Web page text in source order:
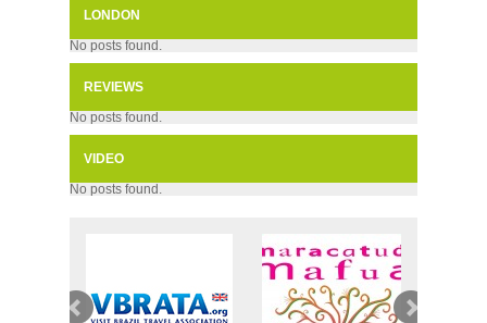
LONDON
No posts found.
REVIEWS
No posts found.
VIDEO
No posts found.